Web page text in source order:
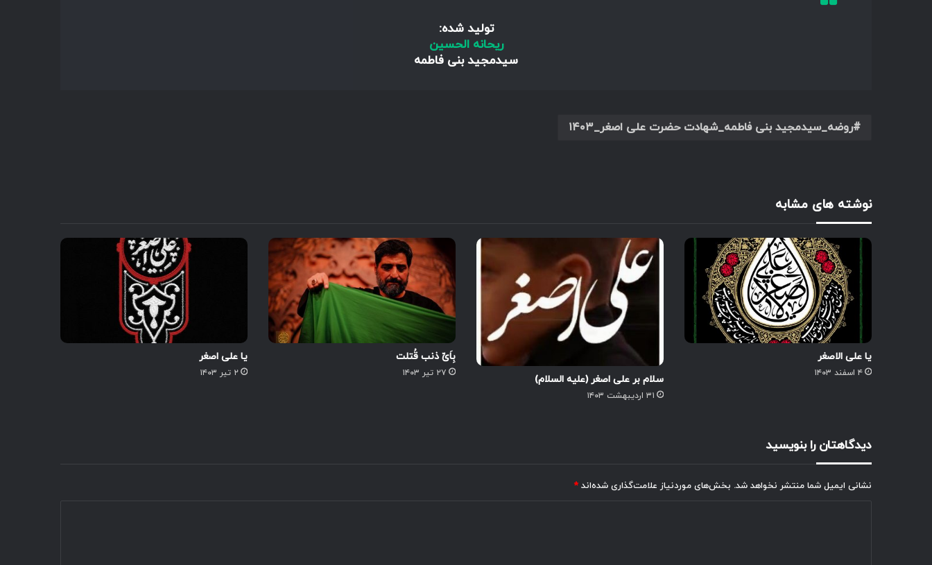
تولید شده:
ریحانه الحسین
سیدمجید بنی فاطمه
روضه_سیدمجید بنی فاطمه_شهادت حضرت علی اصغر_۱۴۰۳
نوشته های مشابه
یا علی الاصغر
۴ اسفند ۱۴۰۳
سلام بر علی اصغر (علیه السلام)
۳۱ اردیبهشت ۱۴۰۳
بِاَیِّ ذنب قُتلت
۲۷ تیر ۱۴۰۳
یا علی اصغر
۲ تیر ۱۴۰۳
دیدگاهتان را بنویسید
نشانی ایمیل شما منتشر نخواهد شد. بخش‌های موردنیاز علامت‌گذاری شده‌اند *